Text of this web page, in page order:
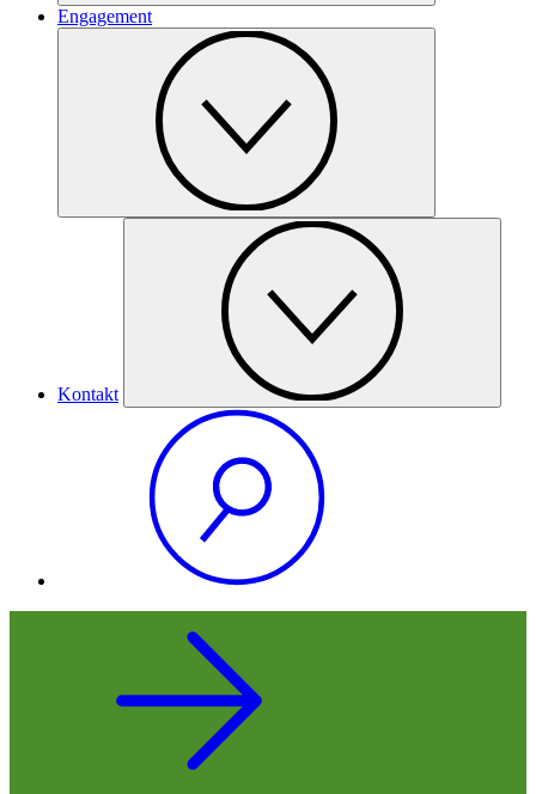
Engagement
Kontakt